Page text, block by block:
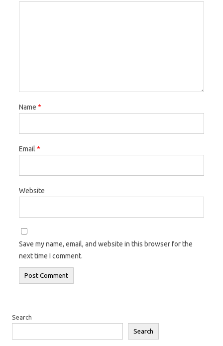
Name *
Email *
Website
Save my name, email, and website in this browser for the
next time I comment.
Search
Search